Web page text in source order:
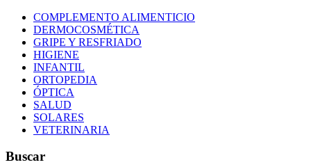
COMPLEMENTO ALIMENTICIO
DERMOCOSMÉTICA
GRIPE Y RESFRIADO
HIGIENE
INFANTIL
ORTOPEDIA
ÓPTICA
SALUD
SOLARES
VETERINARIA
Buscar